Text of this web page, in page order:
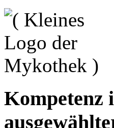
Kompetenz